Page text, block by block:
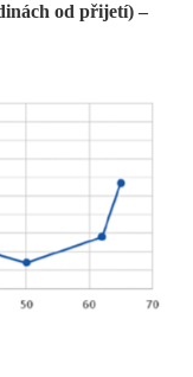
od přijetí) –